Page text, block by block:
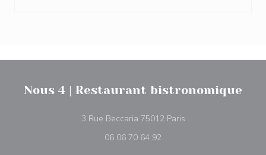
Nous 4 | Restaurant bistronomique
3 Rue Beccaria 75012 Paris((apre una nuova
06 06 70 64 92